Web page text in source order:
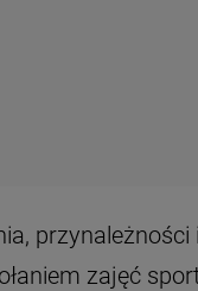
przynależności
zajęć